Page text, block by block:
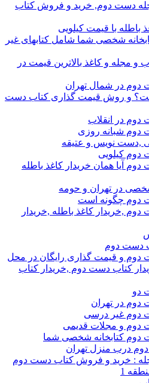
دست دوم, خرید و فروش کتاب
باطله با قیمت کیلویی
شخصی شما شامل کتابهای غیر
و مجله و کاغذ بالاترین قیمت در
دوم در شمال تهران
و روش قیمت گذاری کتاب دست
دوم در انقلاب
دوم شبانه روزی
,دست نویس و عتیقه
دوم کیلویی
آیا همان خریدار کاغذ باطله
شخصی در تهران و حومه
دوم چگونه است
,خریدار کاغذ باطله ,خریدار
دست دوم
دوم و قیمت گذاری رایگان در محل
کتاب دست دوم ,خریدار کتاب
دو
دوم در تهران
دوم غیر درسی
دوم و مجلات قدیمی
دوم کتابخانه شخصی شما
درب منزل تهران
: خرید و فروش کتاب دست دوم
1